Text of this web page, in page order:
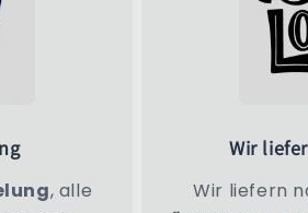
, alle
Wir
Wir liefern